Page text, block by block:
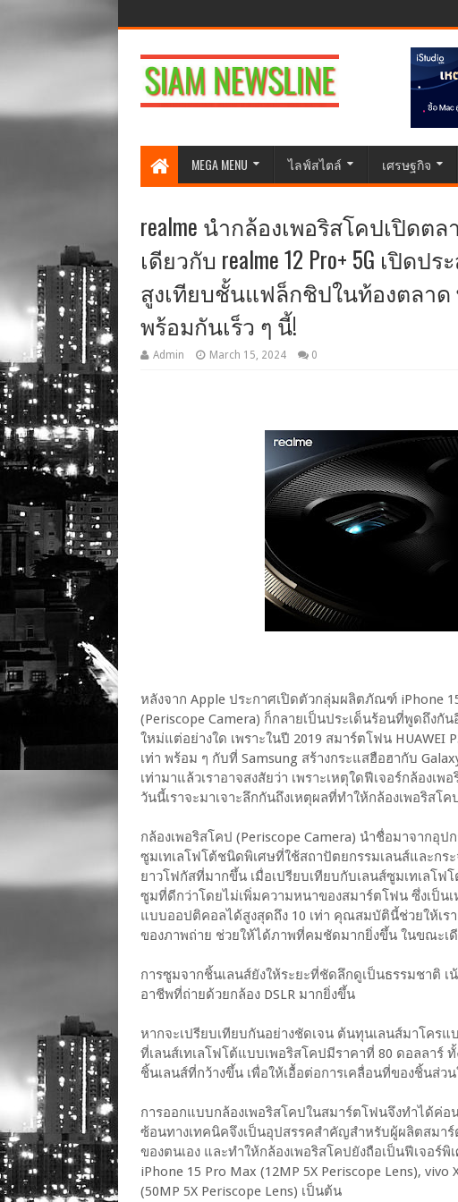
MEGA MENU ไลฟ์สไตล์ เศรษฐกิจ
realme นำกล้องเพอริสโคปเปิดต
เดียวกับ realme 12 Pro+ 5G เปิ
สูงเทียบชั้นแฟล็กชิปในท้องตลา
พร้อมกันเร็ว ๆ นี้!
Admin March 15, 2024 0
หลังจาก Apple ประกาศเปิดตัวกลุ่มผลิตภัณฑ์ iPhone
(Periscope Camera) ก็กลายเป็นประเด็นร้อนที่พูดถึง
ใหม่แต่อย่างใด เพราะในปี 2019 สมาร์ตโฟน HUAWEI
เท่า พร้อม ๆ กับที่ Samsung สร้างกระแสฮือฮากับ
เท่ามาแล้วเราอาจสงสัยว่า เพราะเหตุใดฟีเจอร์กล้องเ
วันนี้เราจะมาเจาะลึกกันถึงเหตุผลที่ทำให้กล้องเพอริสโ
กล้องเพอริสโคป (Periscope Camera) นำชื่อมาจากอุ
ซูมเทเลโฟโต้ชนิดพิเศษที่ใช้สถาปัตยกรรมเลนส์และกร
ยาวโฟกัสที่มากขึ้น เมื่อเปรียบเทียบกับเลนส์ซูมเทเลโฟ
ซูมที่ดีกว่าโดยไม่เพิ่มความหนาของสมาร์ตโฟน ซึ่งเป็น
แบบออปติคอลได้สูงสุดถึง 10 เท่า คุณสมบัตินี้ช่วยให้เ
ของภาพถ่าย ช่วยให้ได้ภาพที่คมชัดมากยิ่งขึ้น ในขณะเ
การซูมจากชิ้นเลนส์ยังให้ระยะที่ชัดลึกดูเป็นธรรมชาติ
อาชีพที่ถ่ายด้วยกล้อง DSLR มากยิ่งขึ้น
หากจะเปรียบเทียบกันอย่างชัดเจน ต้นทุนเลนส์มาโคร
ที่เลนส์เทเลโฟโต้แบบเพอริสโคปมีราคาที่ 80 ดอลลาร์
ชิ้นเลนส์ที่กว้างขึ้น เพื่อให้เอื้อต่อการเคลื่อนที่ของชิ้นส่
การออกแบบกล้องเพอริสโคปในสมาร์ตโฟนจึงทำได้ค่
ซ้อนทางเทคนิคจึงเป็นอุปสรรคสำคัญสำหรับผู้ผลิตสมา
ของตนเอง และทำให้กล้องเพอริสโคปยังถือเป็นฟีเจอร์
iPhone 15 Pro Max (12MP 5X Periscope Lens), vivo
(50MP 5X Periscope Lens) เป็นต้น